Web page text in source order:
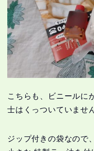
こちらも、ビニールに
士はくっついていませ
ジップ付きの袋なので